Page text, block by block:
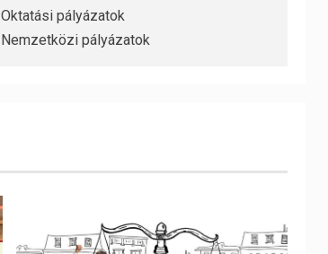
Oktatási pályázatok
Nemzetközi pályázatok